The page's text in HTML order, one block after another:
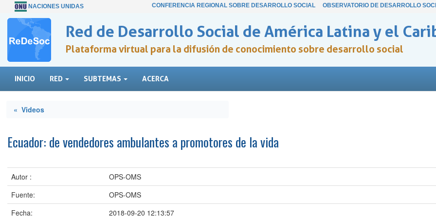
NACIONES UNIDAS CONFERENCIA REGIONAL SOBRE DESARROLLO SOCIAL OBSERVATORIO DE DESARROLLO
Red de Desarrollo Social de América Latina y el
Plataforma virtual para la difusión de conocimiento sobre desarrollo social
INICIO RED SUBTEMAS ACERCA
« Videos
Ecuador: de vendedores ambulantes a promotores de la vida
Autor :
OPS-OMS
Fuente:
OPS-OMS
Fecha:
2018-09-20 12:13:57